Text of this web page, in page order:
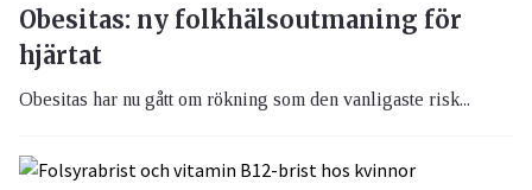
Obesitas: ny folkhälsoutmaning för
hjärtat
Obesitas har nu gått om rökning som den vanligaste risk...